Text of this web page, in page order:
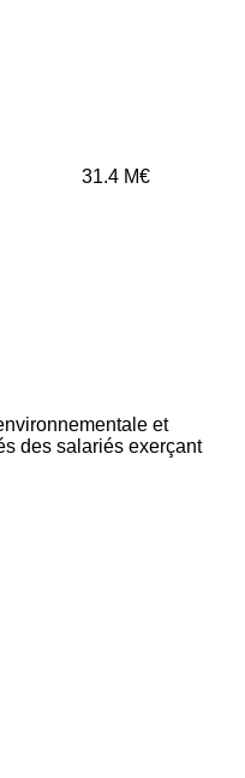
31.4 M€
et
des salariés exerçant